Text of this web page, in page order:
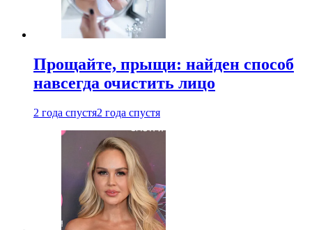
Прощайте, прыщи: найден способ
навсегда очистить лицо
2 года спустя2 года спустя